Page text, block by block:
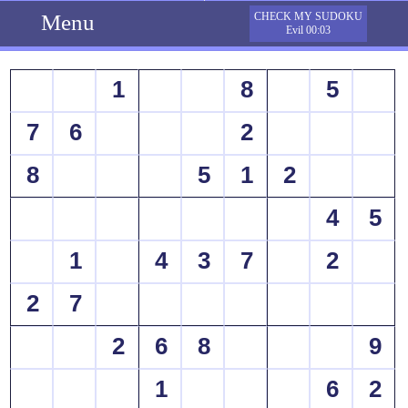
Menu
CHECK MY SUDOKU
Evil 00:03
1 8
5
7
6
2
8
5 1
2
4
5
1
4 3 7
2
2
7
2
6 8
9
1
6
2